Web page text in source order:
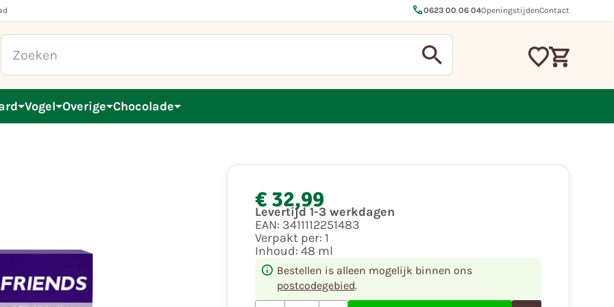
call0623 00 06 04OpeningstijdenContact
Vogel Overige Chocolade
€ 32,99
Levertijd 1-3 werkdagen
EAN: 3411112251483
Verpakt per: 1
Inhoud:48 ml
Bestellen is alleen mogelijk binnen ons
postcodegebied.